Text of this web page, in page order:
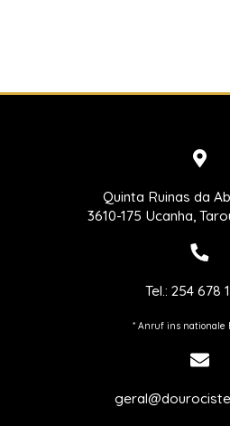
Quinta Ruinas da
3610-175 Ucanha,
Tel.: 254 678
* Anruf ins nationale